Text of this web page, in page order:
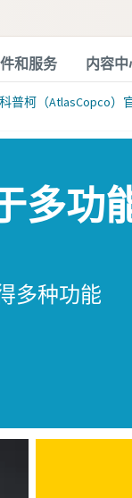
和服务 内容中
普柯（AtlasCopco）
多功
多种功能